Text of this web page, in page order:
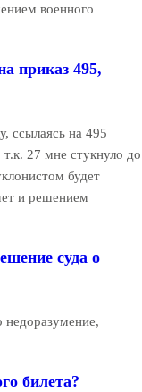
военного
приказ 495,
ссылаясь на 495
27 мне стукнуло до
будет
и решением
суда о
недоразумение,
билета?